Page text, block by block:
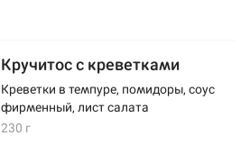
Кручитос с креветками
Креветки в темпуре, помидоры, соус
фирменный, лист салата
230 г